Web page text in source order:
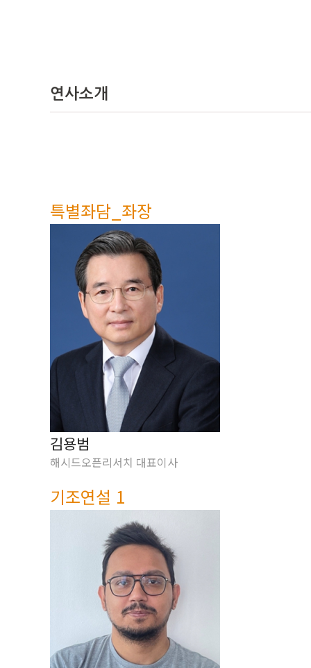
연사소개
특별좌담_좌장
김용범
해시드오픈리서치 대표이사
기조연설 1